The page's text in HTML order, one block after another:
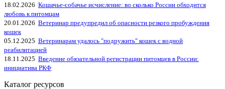
18.02.2026 Кошачье-собачье исчисление: во сколько России обходится
любовь к питомцам
20.01.2026 Ветеринар предупредил об опасности резкого пробуждения
кошек
05.12.2025 Ветеринарам удалось "подружить" кошек с водной
реабилитацией
18.11.2025 Введение обязательной регистрации питомцев в России:
инициатива РКФ
Каталог ресурсов